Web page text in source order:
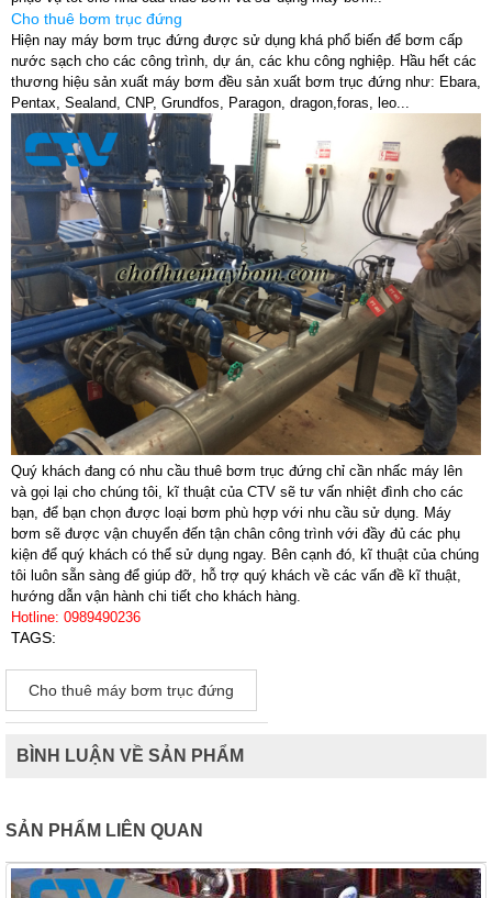
Cho thuê bơm trục đứng
Hiện nay máy bơm trục đứng được sử dụng khá phổ biến để bơm cấp
nước sạch cho các công trình, dự án, các khu công nghiệp. Hầu hết các
thương hiệu sản xuất máy bơm đều sản xuất bơm trục đứng như: Ebara,
Pentax, Sealand, CNP, Grundfos, Paragon, dragon,foras, leo...
Quý khách đang có nhu cầu thuê bơm trục đứng chỉ cần nhấc máy lên
và gọi lại cho chúng tôi, kĩ thuật của CTV sẽ tư vấn nhiệt đình cho các
bạn, để bạn chọn được loại bơm phù hợp với nhu cầu sử dụng. Máy
bơm sẽ được vận chuyển đến tận chân công trình với đầy đủ các phụ
kiện để quý khách có thể sử dụng ngay. Bên cạnh đó, kĩ thuật của chúng
tôi luôn sẵn sàng để giúp đỡ, hỗ trợ quý khách về các vấn đề kĩ thuật,
hướng dẫn vận hành chi tiết cho khách hàng.
Hotline: 0989490236
TAGS:
Cho thuê máy bơm trục đứng
BÌNH LUẬN VỀ SẢN PHẨM
SẢN PHẨM LIÊN QUAN